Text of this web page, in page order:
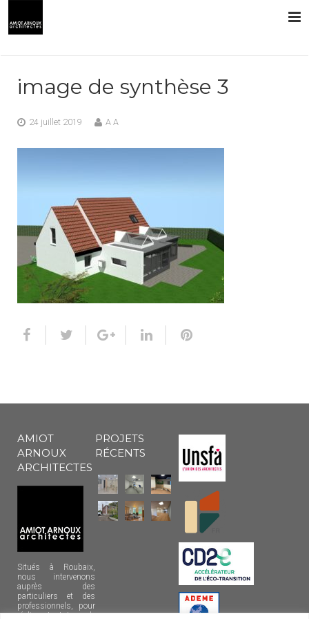
PRESTATIONS
image de synthèse 3
24 juillet 2019 A A
AMIOT
ARNOUX
ARCHITECTES
Situés à Roubaix,
nous intervenons
auprès des
particuliers et des
professionnels, pour
réaliser tout type de
PROJETS
RÉCENTS